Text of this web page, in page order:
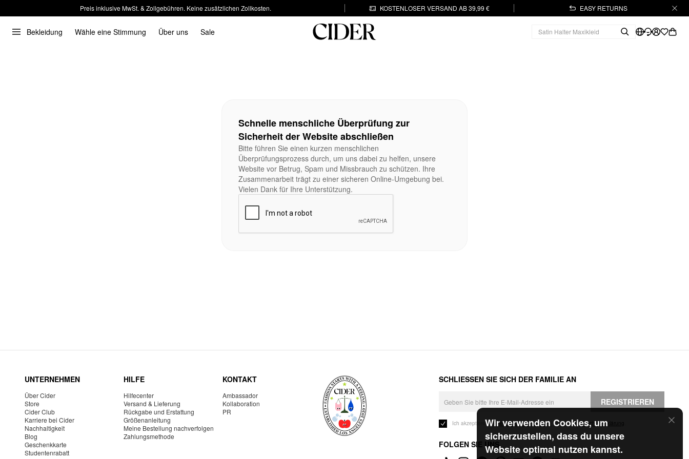
Preis inklusive MwSt. & Zollgebühren. Keine zusätzlichen Zollkosten. KOSTENLOSER VERSAND AB 39,99 € EASY RETURNS
Bekleidung Wähle eine Stimmung Über uns Sale
Wir verwenden Cookies, um
sicherzustellen, dass du unsere
Website optimal nutzen kannst.
Schnelle menschliche Überprüfung zur
Sicherheit der Website abschließen
Bitte führen Sie einen kurzen menschlichen
Überprüfungsprozess durch, um uns dabei zu helfen, unsere
Website vor Betrug, Spam und Missbrauch zu schützen. Ihre
Zusammenarbeit trägt zu einer sicheren Online-Umgebung bei.
Vielen Dank für Ihre Unterstützung.
UNTERNEHMEN
Über Cider
Store
Cider Club
Karriere bei Cider
Nachhaltigkeit
Blog
Geschenkkarte
Studentenrabatt
HILFE
Hilfecenter
Versand & Lieferung
Rückgabe und Erstattung
Größenanleitung
Meine Bestellung nachverfolgen
Zahlungsmethode
KONTAKT
Ambassador
Kollaboration
PR
SCHLIESSEN SIE SICH DER FAMILIE AN
REGISTRIEREN
Ich akzeptiere dieGeschäftsbedingungen und die Datenschutzerklärung
FOLGEN SIE UNS